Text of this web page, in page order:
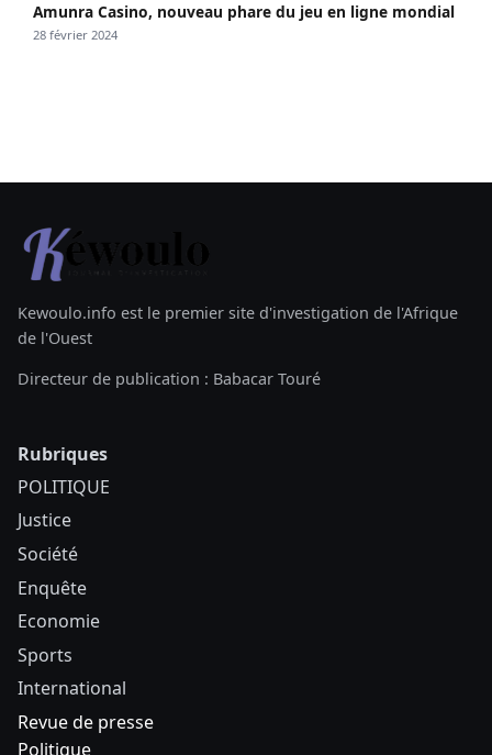
Amunra Casino, nouveau phare du jeu en ligne mondial
28 février 2024
Kewoulo.info est le premier site d'investigation de l'Afrique
de l'Ouest
Directeur de publication : Babacar Touré
Rubriques
POLITIQUE
Justice
Société
Enquête
Economie
Sports
International
Revue de presse
Politique